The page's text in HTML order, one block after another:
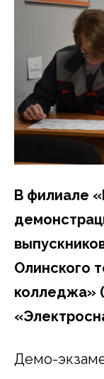
В филиале
Олинского
колледжа»
Демо-